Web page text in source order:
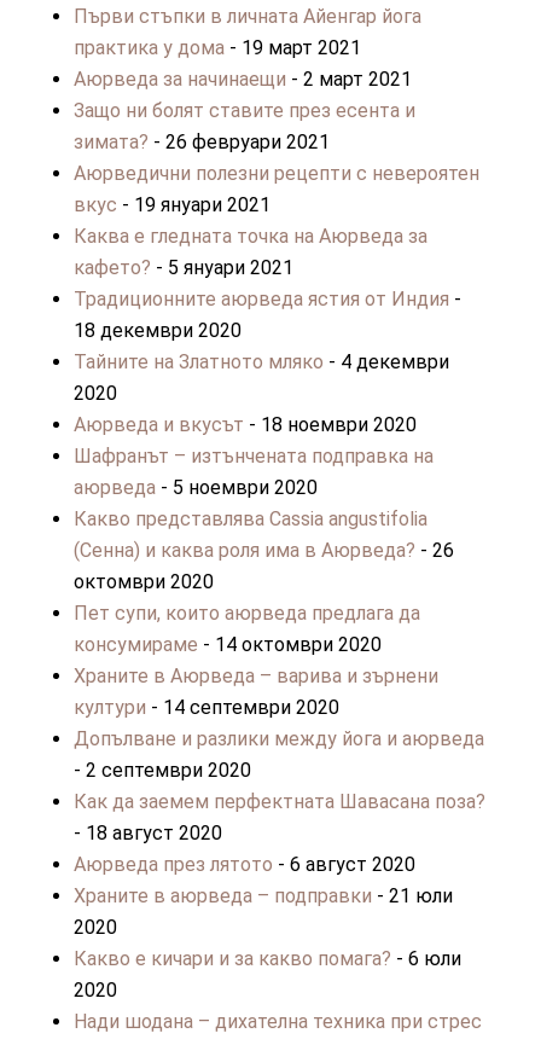
Първи стъпки в личната Айенгар йога
практика у дома- 19 март 2021
Аюрведа за начинаещи - 2 март 2021
Защо ни болят ставите през есента и
зимата? - 26 февруари 2021
Аюрведични полезни рецепти с невероятен
вкус - 19 януари 2021
Каква е гледната точка на Аюрведа за
кафето? - 5 януари 2021
Традиционните аюрведа ястия от Индия -
18 декември 2020
Тайните на Златното мляко - 4 декември
2020
Аюрведа и вкусът - 18 ноември 2020
Шафранът – изтънчената подправка на
аюрведа- 5 ноември 2020
Какво представлява Cassia angustifolia
(Сенна) и каква роля има в Аюрведа? - 26
октомври 2020
Пет супи, които аюрведа предлага да
консумираме - 14 октомври 2020
Храните в Аюрведа – варива и зърнени
култури - 14 септември 2020
Допълване и разлики между йога и аюрведа
- 2 септември 2020
Как да заемем перфектната Шавасана поза?
- 18 август 2020
Аюрведа през лятото - 6 август 2020
Храните в аюрведа – подправки - 21 юли
2020
Какво е кичари и за какво помага? - 6 юли
2020
Нади шодана – дихателна техника при стрес